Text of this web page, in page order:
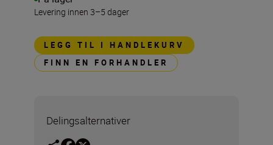
Levering innen 3–5 dager
LEGG TIL I HANDLEKURV
FINN EN FORHANDLER
Delingsalternativer